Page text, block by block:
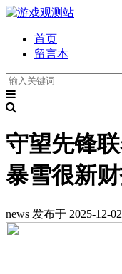
首页
留言本
守望先锋
暴雪很新
news 发布于 2025-12-02